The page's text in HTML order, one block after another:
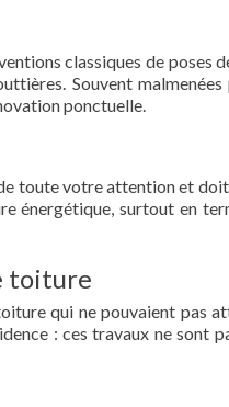
classiques de poses
Souvent malmenées
ponctuelle.
toute votre attention et
énergétique, surtout en
toiture
qui ne pouvaient pas
: ces travaux ne sont